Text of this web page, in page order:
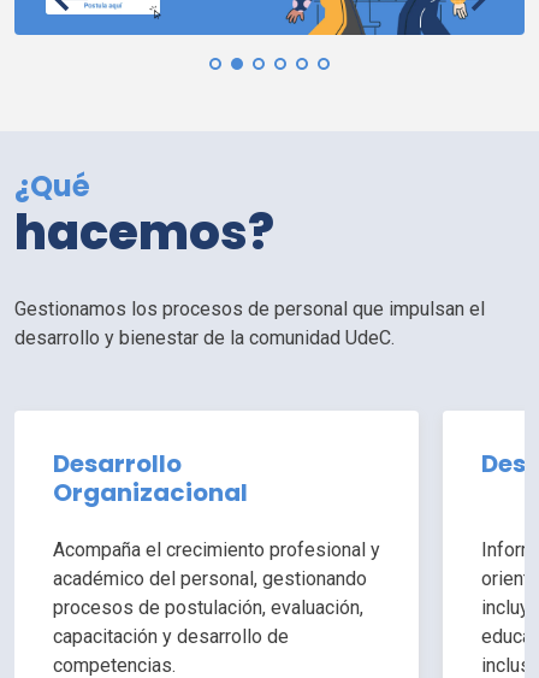
¿Qué
hacemos?
Gestionamos los procesos de personal que impulsan el
desarrollo y bienestar de la comunidad UdeC.
Desarrollo
Organizacional
Acompaña el crecimiento profesional y
académico del personal, gestionando
procesos de postulación, evaluación,
capacitación y desarrollo de
competencias.